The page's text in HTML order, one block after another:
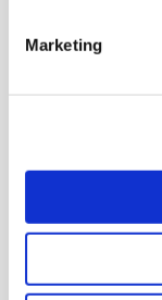
Marketing
ondersteunen?